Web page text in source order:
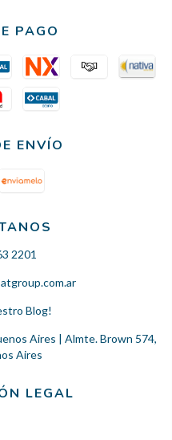
PAGO
ENVÍO
2201
Blog!
Aires | Almte. Brown 574,
Aires
LEGAL